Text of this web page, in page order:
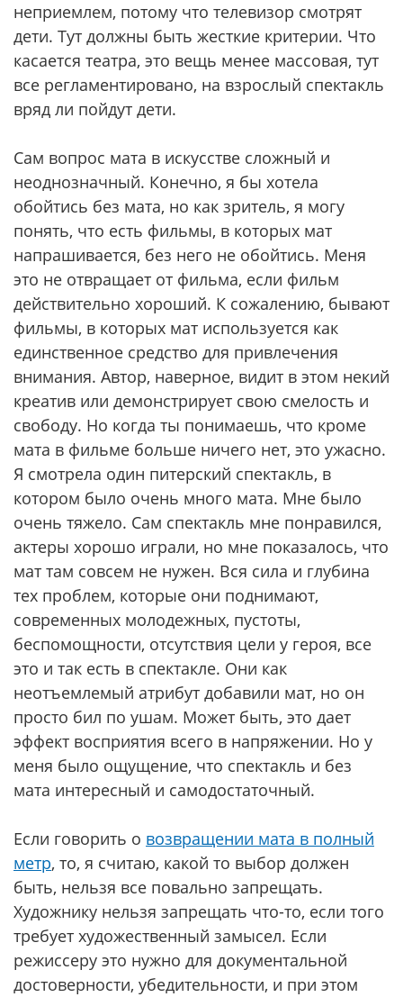
неприемлем, потому что телевизор смотрят
дети. Тут должны быть жесткие критерии. Что
касается театра, это вещь менее массовая, тут
все регламентировано, на взрослый спектакль
вряд ли пойдут дети.
Сам вопрос мата в искусстве сложный и
неоднозначный. Конечно, я бы хотела
обойтись без мата, но как зритель, я могу
понять, что есть фильмы, в которых мат
напрашивается, без него не обойтись. Меня
это не отвращает от фильма, если фильм
действительно хороший. К сожалению, бывают
фильмы, в которых мат используется как
единственное средство для привлечения
внимания. Автор, наверное, видит в этом некий
креатив или демонстрирует свою смелость и
свободу. Но когда ты понимаешь, что кроме
мата в фильме больше ничего нет, это ужасно.
Я смотрела один питерский спектакль, в
котором было очень много мата. Мне было
очень тяжело. Сам спектакль мне понравился,
актеры хорошо играли, но мне показалось, что
мат там совсем не нужен. Вся сила и глубина
тех проблем, которые они поднимают,
современных молодежных, пустоты,
беспомощности, отсутствия цели у героя, все
это и так есть в спектакле. Они как
неотъемлемый атрибут добавили мат, но он
просто бил по ушам. Может быть, это дает
эффект восприятия всего в напряжении. Но у
меня было ощущение, что спектакль и без
мата интересный и самодостаточный.
Если говорить о возвращении мата в полный
метр, то, я считаю, какой то выбор должен
быть, нельзя все повально запрещать.
Художнику нельзя запрещать что-то, если того
требует художественный замысел. Если
режиссеру это нужно для документальной
достоверности, убедительности, и при этом